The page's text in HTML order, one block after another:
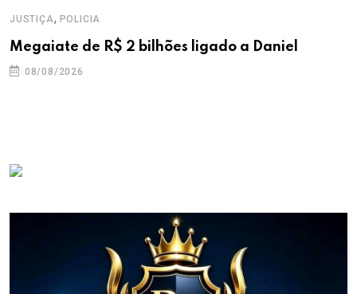
JUSTIÇA, POLICIA
Megaiate de R$ 2 bilhões ligado a Daniel
08/08/2026